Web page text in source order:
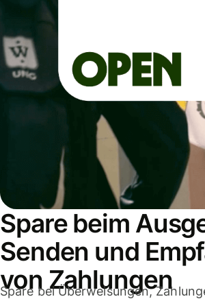
Spare beim
Senden und
von Zahlungen
Spare bei Überweisungen,